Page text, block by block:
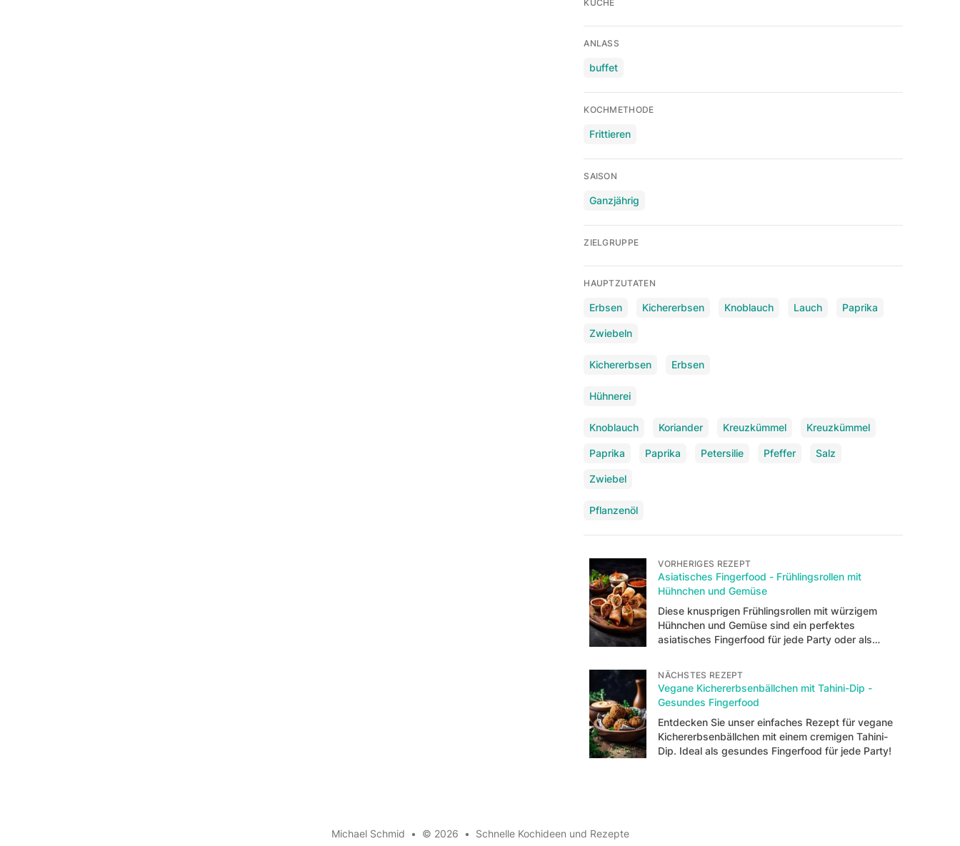
KÜCHE
ANLASS
buffet
KOCHMETHODE
Frittieren
SAISON
Ganzjährig
ZIELGRUPPE
HAUPTZUTATEN
Erbsen Kichererbsen Knoblauch Lauch Paprika
Zwiebeln
Kichererbsen Erbsen
Hühnerei
Knoblauch Koriander Kreuzkümmel Kreuzkümmel
Paprika Paprika Petersilie Pfeffer Salz
Zwiebel
Pflanzenöl
VORHERIGES REZEPT
Asiatisches Fingerfood - Frühlingsrollen mit
Hühnchen und Gemüse
Diese knusprigen Frühlingsrollen mit würzigem
Hühnchen und Gemüse sind ein perfektes
asiatisches Fingerfood für jede Party oder als
NÄCHSTES REZEPT
Vegane Kichererbsenbällchen mit Tahini-Dip -
Gesundes Fingerfood
Entdecken Sie unser einfaches Rezept für vegane
Kichererbsenbällchen mit einem cremigen Tahini-
Dip. Ideal als gesundes Fingerfood für jede Party!
Michael Schmid • © 2026 • Schnelle Kochideen und Rezepte